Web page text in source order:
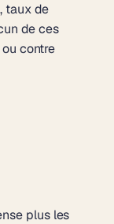
taux de
de ces
contre
plus les